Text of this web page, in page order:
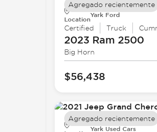
Location
Yark Ford
Certified Truck
2023 Ram 2500
Big Horn
$56,438
Agregado recientemente
Yark Used Cars
Agregado recientemente